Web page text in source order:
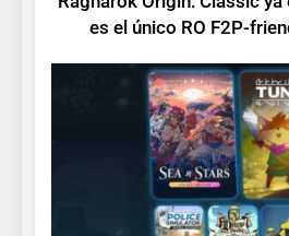
RO F2P-
NOTICIAS DE
Humble
2026: Sea
Neon
pack
NOTICIAS DE
es el único RO F2P-